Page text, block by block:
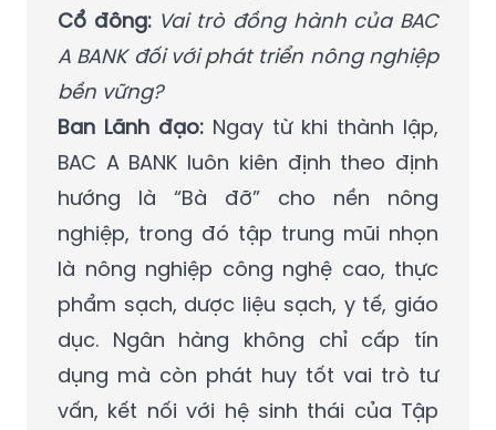
Cổ đông: Vai trò đồng hành của BAC
A BANK đối với phát triển nông nghiệp
bền vững?
Ban Lãnh đạo: Ngay từ khi thành lập,
BAC A BANK luôn kiên định theo định
hướng là “Bà đỡ” cho nền nông
nghiệp, trong đó tập trung mũi nhọn
là nông nghiệp công nghệ cao, thực
phẩm sạch, dược liệu sạch, y tế, giáo
dục. Ngân hàng không chỉ cấp tín
dụng mà còn phát huy tốt vai trò tư
vấn, kết nối với hệ sinh thái của Tập